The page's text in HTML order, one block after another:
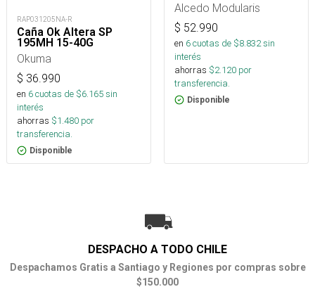
RAP031205NA-R
Caña Ok Altera SP
195MH 15-40G
Okuma
$ 36.990
en 6cuotas de $6.165sin
interés
ahorras $1.480 por
transferencia.
Disponible
Alcedo Modularis
$ 52.990
en 6cuotas de $8.832sin
interés
ahorras $2.120 por
transferencia.
Disponible
DESPACHO A TODO CHILE
Despachamos Gratis a Santiago y Regiones por compras sobre
$150.000